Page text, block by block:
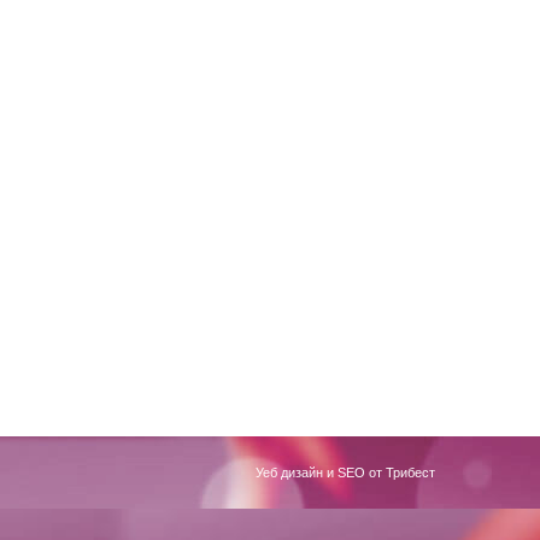
Уеб дизайн и SEO от Трибест